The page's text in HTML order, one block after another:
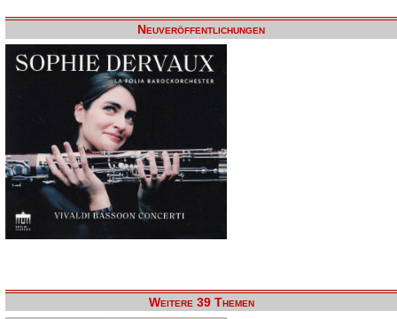
Neuveröffentlichungen
Weitere 39 Themen